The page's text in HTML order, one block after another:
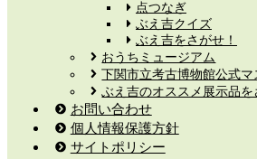
点つなぎ
ぶえ吉クイズ
ぶえ吉をさがせ！
おうちミュージアム
下関市立考古博物館公式マ
ぶえ吉のオススメ展示品を
お問い合わせ
個人情報保護方針
サイトポリシー